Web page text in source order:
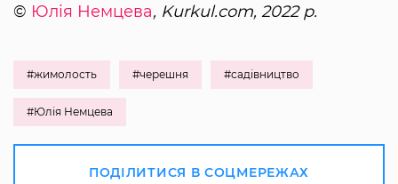
© Юлія Немцева, Kurkul.com, 2022 р.
#жимолость #черешня #садівництво
#Юлія Немцева
ПОДІЛИТИСЯ В СОЦМЕРЕЖАХ